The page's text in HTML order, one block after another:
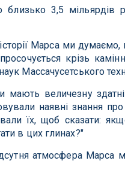
3,5 мільярдів
Марса ми думаємо,
крізь
Массачусетського
мають величезну
наявні знання
їх, щоб сказати:
в цих глинах?"
атмосфера